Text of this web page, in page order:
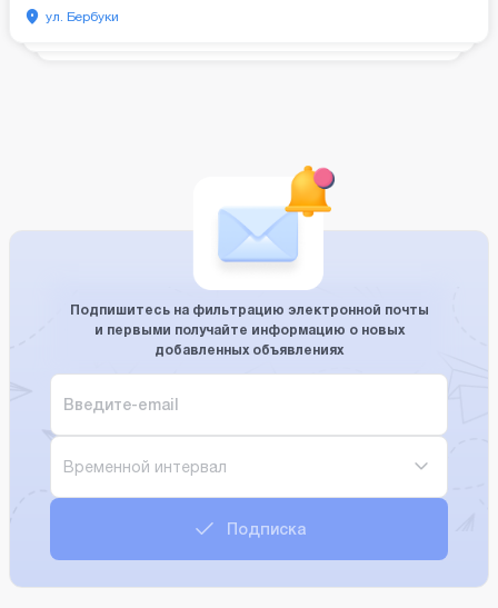
ул. Бербуки
Подпишитесь на фильтрацию электронной почты
и первыми получайте информацию о новых
добавленных объявлениях
Временной интервал
Подписка